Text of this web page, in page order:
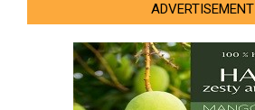
ADVERTISEMENT